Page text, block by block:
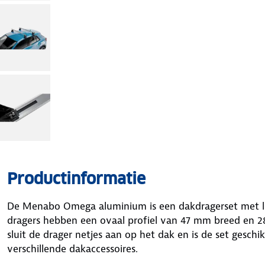
Productinformatie
De Menabo Omega aluminium is een dakdragerset
dragers hebben een ovaal profiel van 47 mm breed en
sluit de drager netjes aan op het dak en is de set
verschillende dakaccessoires.